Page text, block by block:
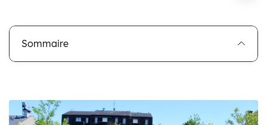
Sommaire